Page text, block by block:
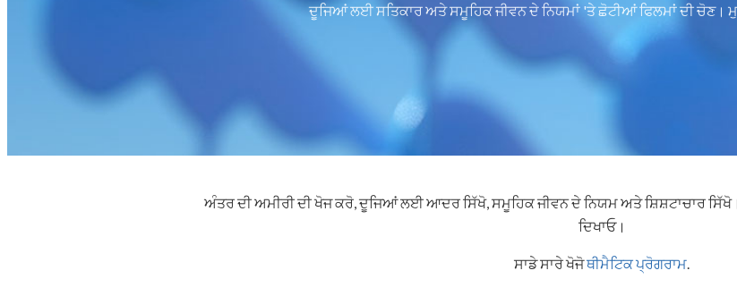
ਦੂਜਿਆਂ ਲਈ ਸਤਿਕਾਰ ਅਤੇ ਸਮੂਹਿਕ ਜੀਵਨ ਦੇ ਨਿਯਮਾਂ 'ਤੇ ਛੋਟੀਆਂ ਫਿਲਮਾਂ ਦੀ ਚੋਣ।
ਅੰਤਰ ਦੀ ਅਮੀਰੀ ਦੀ ਖੋਜ ਕਰੋ, ਦੂਜਿਆਂ ਲਈ ਆਦਰ ਸਿੱਖੋ, ਸਮੂਹਿਕ ਜੀਵਨ ਦੇ ਨਿਯਮ ਅਤੇ ਸ਼ਿਸ਼ਟਾਚਾਰ
ਦਿਖਾਓ।
ਸਾਡੇ ਸਾਰੇ ਖੋਜੋਥੀਮੈਟਿਕ ਪ੍ਰੋਗਰਾਮ.